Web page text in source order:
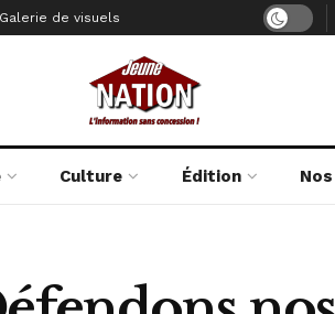
Galerie de visuels
Culture Édition